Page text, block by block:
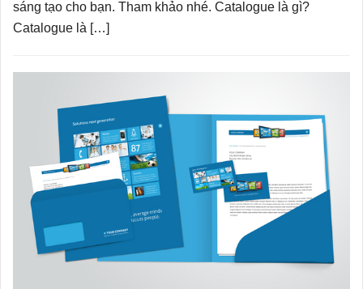
sáng tạo cho bạn. Tham khảo nhé. Catalogue là gì?
Catalogue là […]